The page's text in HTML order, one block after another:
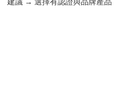
建議 → 選擇有認證與品牌產品